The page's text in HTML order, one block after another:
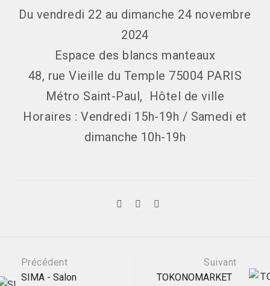
Du vendredi 22 au dimanche 24 novembre
2024
Espace des blancs manteaux
48, rue Vieille du Temple 75004 PARIS
Métro Saint-Paul, Hôtel de ville
Horaires : Vendredi 15h-19h / Samedi et
dimanche 10h-19h
Précédent
SIMA - Salon
Suivant
TOKONOMARKET